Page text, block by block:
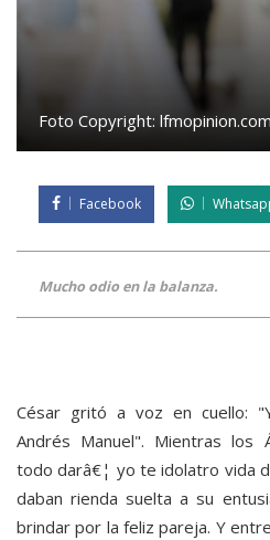
Foto Copyright: lfmopinion.com
Facebook
Mucho odio en la balanza.
César gritó a voz en cuello:
Andrés Manuel". Mientras los
todo darâ€¦ yo te idolatro vida
daban rienda suelta a su
brindar por la feliz pareja. Y